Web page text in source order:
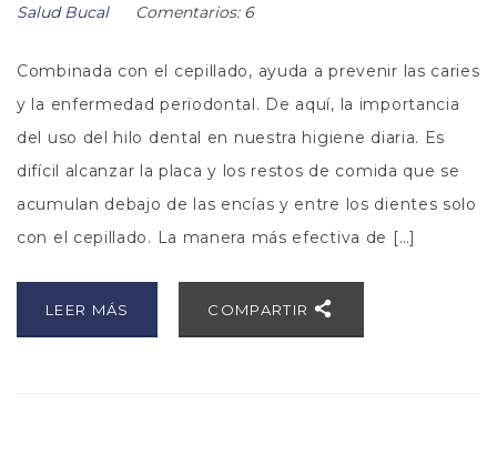
Salud Bucal
Comentarios:6
Combinada con el cepillado, ayuda a prevenir las caries
y la enfermedad periodontal. De aquí, la importancia
del uso del hilo dental en nuestra higiene diaria. Es
difícil alcanzar la placa y los restos de comida que se
acumulan debajo de las encías y entre los dientes solo
con el cepillado. La manera más efectiva de […]
LEER MÁS COMPARTIR